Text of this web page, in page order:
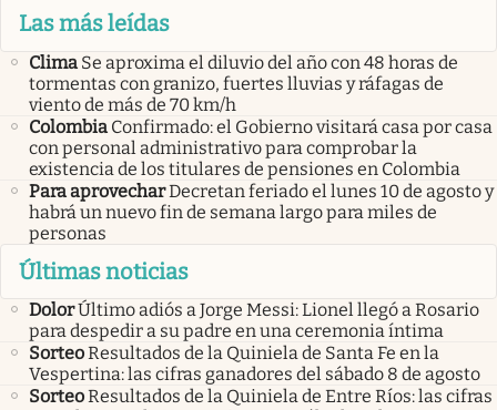
Las más leídas
Clima Se aproxima el diluvio del año con 48 horas de
tormentas con granizo, fuertes lluvias y ráfagas de
viento de más de 70 km/h
Colombia Confirmado: el Gobierno visitará casa por casa
con personal administrativo para comprobar la
existencia de los titulares de pensiones en Colombia
Para aprovecharDecretan feriado el lunes 10 de agosto y
habrá un nuevo fin de semana largo para miles de
personas
Últimas noticias
DolorÚltimo adiós a Jorge Messi: Lionel llegó a Rosario
para despedir a su padre en una ceremonia íntima
SorteoResultados de la Quiniela de Santa Fe en la
Vespertina: las cifras ganadores del sábado 8 de agosto
SorteoResultados de la Quiniela de Entre Ríos: las cifras